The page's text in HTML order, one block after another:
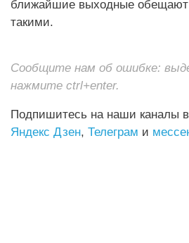
ближайшие выходные обещают
такими.
Сообщите нам об ошибке:
нажмите ctrl+enter.
Подпишитесь на наши каналы в
Яндекс Дзен, Телеграм и